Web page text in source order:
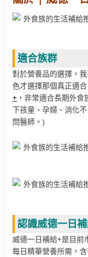
適合族群
對於營養品的選擇，
色才選擇那個真正適
+ ，非常適合長期外
下孩童、孕婦、消化
問醫師。)
認識威德一日
威德一日補給+是目前
每日精華營養所需，